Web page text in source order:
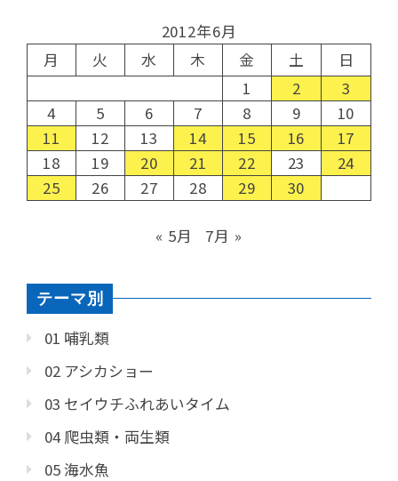
2012年6月
月
火 水 木 金 土
日
1
2
3
4
5 6 7 8 9
10
11
12 13 14 15 16
17
18
19 20 21 22 23
24
25
26 27 28 29 30
« 5月 7月 »
テーマ別
01 哺乳類
02 アシカショー
03 セイウチふれあいタイム
04 爬虫類・両生類
05 海水魚